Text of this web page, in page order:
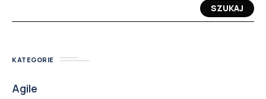
SZUKAJ
KATEGORIE
Agile